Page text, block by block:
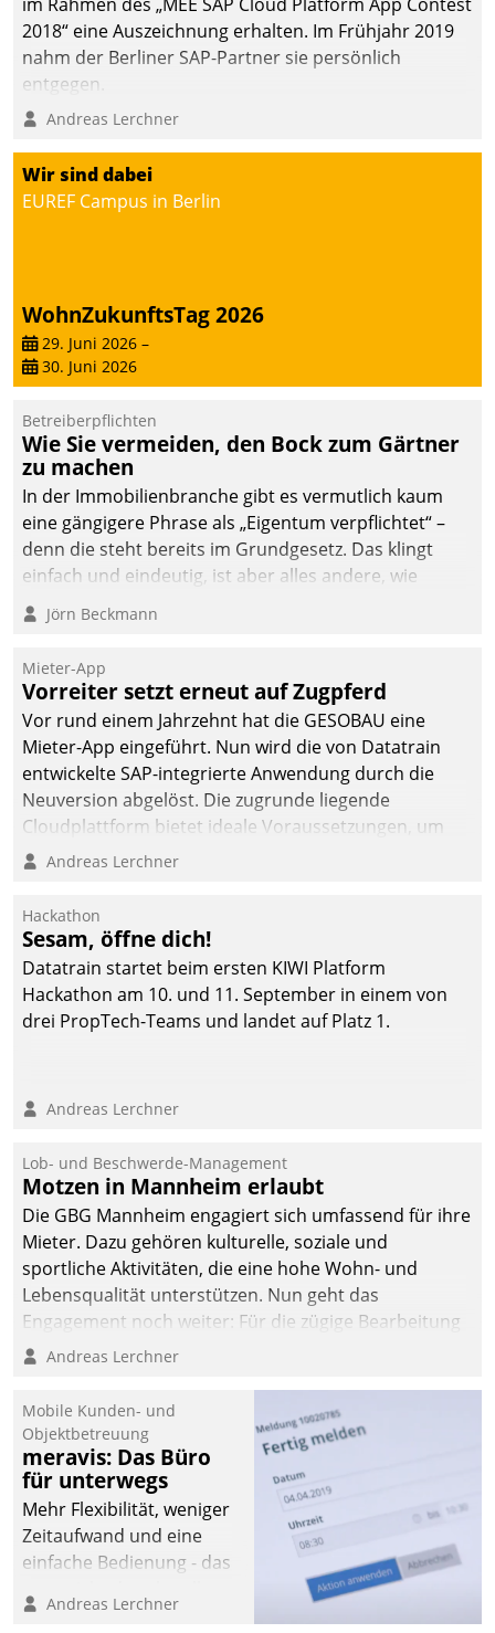
2018“ eine Auszeichnung erhalten. Im Frühjahr 2019
nahm der Berliner SAP-Partner sie persönlich
entgegen.
Andreas Lerchner
Wir sind dabei
EUREF Campus in Berlin
WohnZukunftsTag 2026
29. Juni 2026 –
30. Juni 2026
Betreiberpflichten
Wie Sie vermeiden, den Bock zum Gärtner
zu machen
In der Immobilienbranche gibt es vermutlich kaum
eine gängigere Phrase als „Eigentum verpflichtet“ –
denn die steht bereits im Grundgesetz. Das klingt
einfach und eindeutig, ist aber alles andere, wie
Branchenbeschäftigte wissen. Denn mit der
Verantwortung folgen Verpflichtungen.
Jörn Beckmann
Mieter-App
Vorreiter setzt erneut auf Zugpferd
Vor rund einem Jahrzehnt hat die GESOBAU eine
Mieter-App eingeführt. Nun wird die von Datatrain
entwickelte SAP-integrierte Anwendung durch die
Neuversion abgelöst. Die zugrunde liegende
Cloudplattform bietet ideale Voraussetzungen, um
die Funktionalität der App zu erweitern und weitere
integrieren.
Andreas Lerchner
Hackathon
Sesam, öffne dich!
Datatrain startet beim ersten KIWI Platform
Hackathon am 10. und 11. September in einem von
drei PropTech-Teams und landet auf Platz 1.
Andreas Lerchner
Lob- und Beschwerde-Management
Motzen in Mannheim erlaubt
Die GBG Mannheim engagiert sich umfassend für ihre
Mieter. Dazu gehören kulturelle, soziale und
sportliche Aktivitäten, die eine hohe Wohn- und
Lebensqualität unterstützen. Nun geht das
Engagement noch weiter: Für die zügige Bearbeitung
von Beschwerden – oder Lob – richtet das
und Beschwerde-Management einen eigenen Kanal
ein.
Andreas Lerchner
Mobile Kunden- und
Objektbetreuung
meravis: Das Büro
für unterwegs
Mehr Flexibilität, weniger
Zeitaufwand und eine
einfache Bedienung - das
Cockpit für mobile
Andreas Lerchner